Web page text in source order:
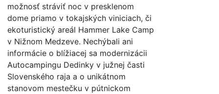
možnosť stráviť noc v presklenom
dome priamo v tokajských viniciach, či
ekoturistický areál Hammer Lake Camp
v Nižnom Medzeve. Nechýbali ani
informácie o blížiacej sa modernizácii
Autocampingu Dedinky v južnej časti
Slovenského raja a o unikátnom
stanovom mestečku v pútnickom